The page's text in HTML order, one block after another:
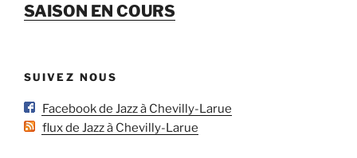
SAISON EN COURS
SUIVEZ NOUS
Facebook de Jazz à Chevilly-Larue
flux de Jazz à Chevilly-Larue